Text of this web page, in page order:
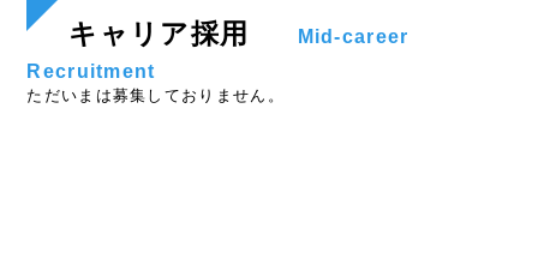
キャリア採用
Mid-career
Recruitment
ただいまは募集しておりません。